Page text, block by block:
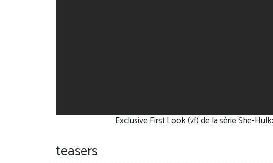
Exclusive First Look (vf) de la série She-
teasers